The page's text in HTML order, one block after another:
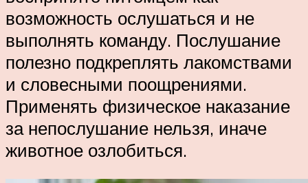
возможность ослушаться и не
выполнять команду. Послушание
полезно подкреплять лакомствами
и словесными поощрениями.
Применять физическое наказание
за непослушание нельзя, иначе
животное озлобиться.